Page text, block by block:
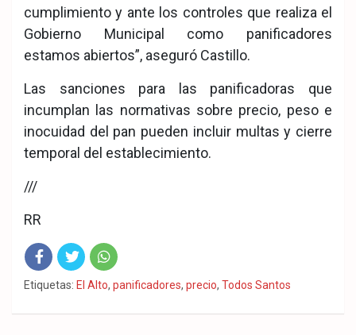
cumplimiento y ante los controles que realiza el
Gobierno Municipal como panificadores
estamos abiertos”, aseguró Castillo.
Las sanciones para las panificadoras que
incumplan las normativas sobre precio, peso e
inocuidad del pan pueden incluir multas y cierre
temporal del establecimiento.
///
RR
Fac
eb
Twit
ter
Wha
tsA
Etiquetas: El Alto, panificadores, precio, Todos Santos